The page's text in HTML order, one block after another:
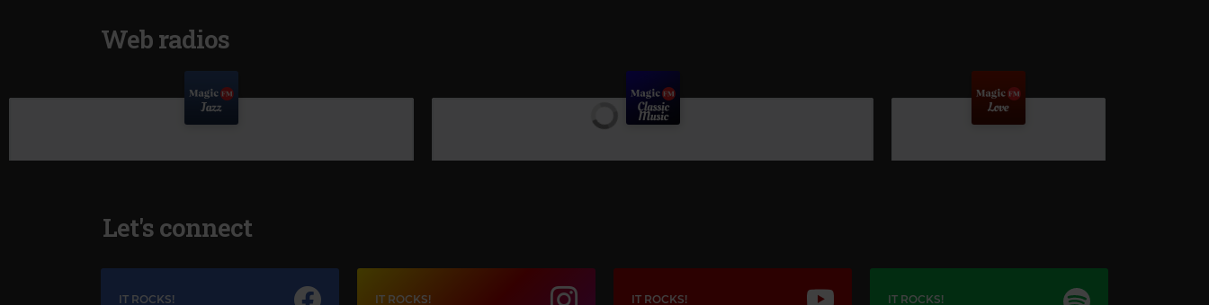
Web radios
Let's connect
IT ROCKS! IT ROCKS! IT ROCKS! IT ROCKS!